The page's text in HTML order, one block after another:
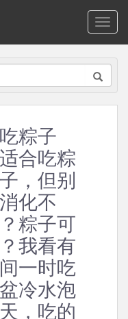
粽子
合吃粽
，但别
化不
粽子可
我看有
一时吃
冷水泡
，吃的